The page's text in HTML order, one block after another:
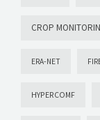
CROP
ERA-NET
HYPERCOMF